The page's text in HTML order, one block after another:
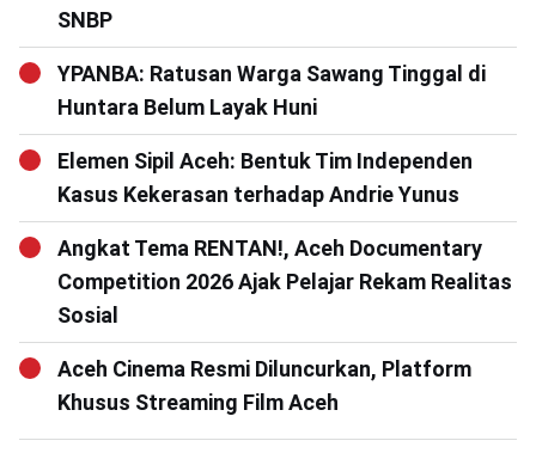
SNBP
YPANBA: Ratusan Warga Sawang Tinggal di
Huntara Belum Layak Huni
Elemen Sipil Aceh: Bentuk Tim Independen
Kasus Kekerasan terhadap Andrie Yunus
Angkat Tema RENTAN!, Aceh Documentary
Competition 2026 Ajak Pelajar Rekam Realitas
Sosial
Aceh Cinema Resmi Diluncurkan, Platform
Khusus Streaming Film Aceh